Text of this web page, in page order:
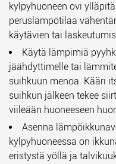
kylpyhuoneen ovi
peruslämpötilaa
käytävien tai
Käytä lämpimiä
jäähdyttimelle tai
suihkuun menoa. Kääri
suihkun jälkeen tekee
viileään huoneeseen
Asenna
kylpyhuoneessa on
eristystä yöllä ja